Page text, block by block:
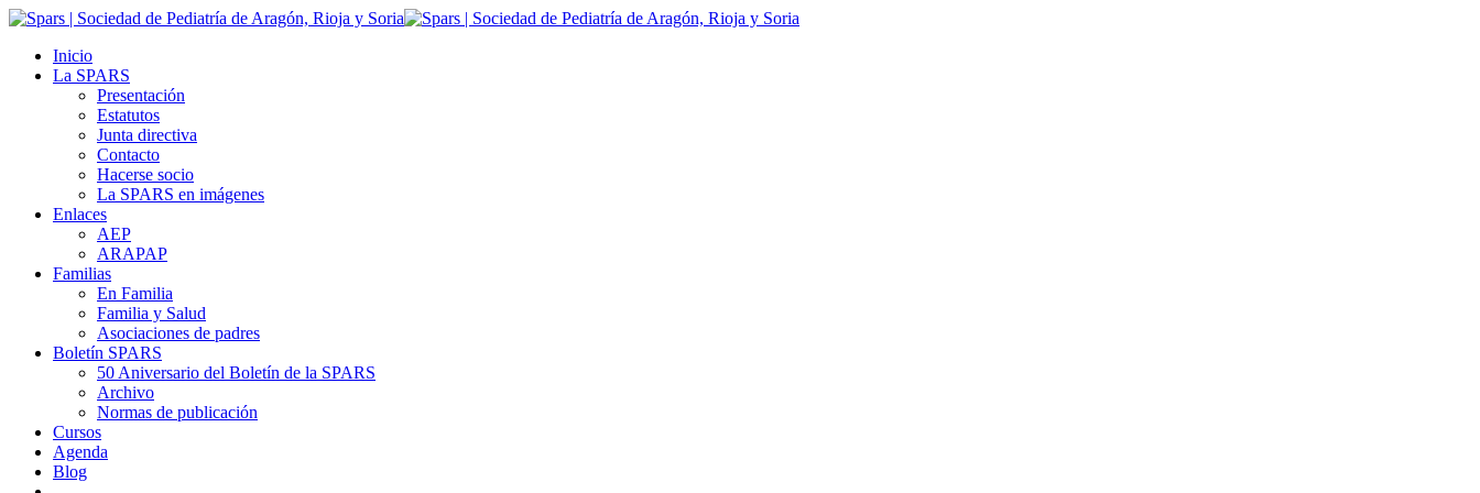
Inicio
La SPARS
Presentación
Estatutos
Junta directiva
Contacto
Hacerse socio
La SPARS en imágenes
Enlaces
AEP
ARAPAP
Familias
En Familia
Familia y Salud
Asociaciones de padres
Boletín SPARS
50 Aniversario del Boletín de la SPARS
Archivo
Normas de publicación
Cursos
Agenda
Blog